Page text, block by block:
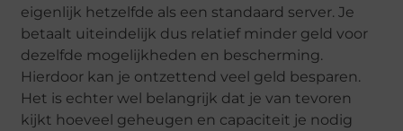
eigenlijk hetzelfde als een standaard server. Je
betaalt uiteindelijk dus relatief minder geld voor
dezelfde mogelijkheden en bescherming.
Hierdoor kan je ontzettend veel geld besparen.
Het is echter wel belangrijk dat je van tevoren
kijkt hoeveel geheugen en capaciteit je nodig